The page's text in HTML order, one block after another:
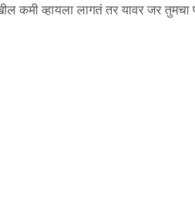
कमी व्हायला लागतं तर यावर जर